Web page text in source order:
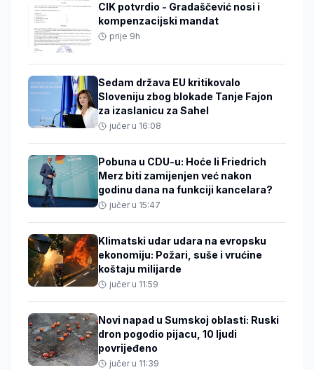
CIK potvrdio - Gradaščević nosi i
kompenzacijski mandat
prije 9h
Sedam država EU kritikovalo
Sloveniju zbog blokade Tanje Fajon
za izaslanicu za Sahel
jučer u 16:08
Pobuna u CDU-u: Hoće li Friedrich
Merz biti zamijenjen već nakon
godinu dana na funkciji kancelara?
jučer u 15:47
Klimatski udar udara na evropsku
ekonomiju: Požari, suše i vrućine
koštaju milijarde
jučer u 11:59
Novi napad u Sumskoj oblasti: Ruski
dron pogodio pijacu, 10 ljudi
povrijeđeno
jučer u 11:39